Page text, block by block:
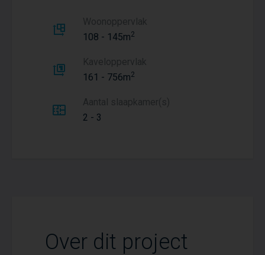
Woonoppervlak
108 - 145m2
Kaveloppervlak
161 - 756m2
Aantal slaapkamer(s)
2 - 3
Over dit project